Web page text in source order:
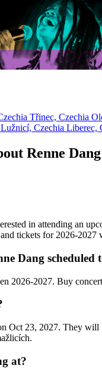
Třinec, Czechia
Czechia Liberec,
Renne Dang
in attending an
tickets for 2026-2027
Dang scheduled
2026-2027. Buy
Oct 23, 2027. They
at?